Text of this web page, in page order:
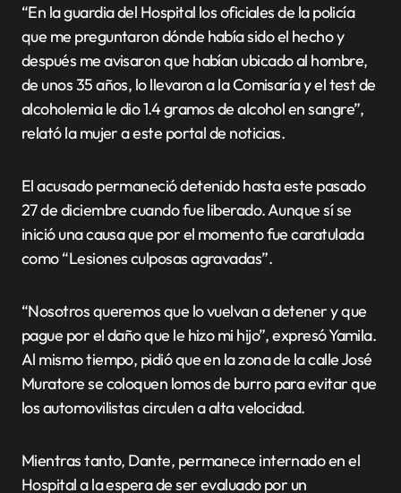
“En la guardia del Hospital los oficiales de la policía
que me preguntaron dónde había sido el hecho y
después me avisaron que habían ubicado al hombre,
de unos 35 años, lo llevaron a la Comisaría y el test de
alcoholemia le dio 1.4 gramos de alcohol en sangre”,
relató la mujer a este portal de noticias.
El acusado permaneció detenido hasta este pasado
27 de diciembre cuando fue liberado. Aunque sí se
inició una causa que por el momento fue caratulada
como “Lesiones culposas agravadas”.
“Nosotros queremos que lo vuelvan a detener y que
pague por el daño que le hizo mi hijo”, expresó Yamila.
Al mismo tiempo, pidió que en la zona de la calle José
Muratore se coloquen lomos de burro para evitar que
los automovilistas circulen a alta velocidad.
Mientras tanto, Dante, permanece internado en el
Hospital a la espera de ser evaluado por un